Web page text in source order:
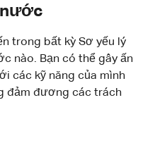
trong bất kỳ Sơ yếu lý
nào. Bạn có thể gây ấn
các kỹ năng của mình
đảm đương các trách